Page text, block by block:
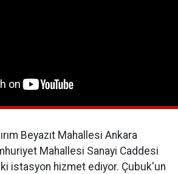
Beyazıt Mahallesi Ankara
Mahallesi Sanayi Caddesi
istasyon hizmet ediyor. Çubuk'un